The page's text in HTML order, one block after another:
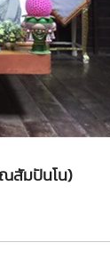
สัมปันโน)